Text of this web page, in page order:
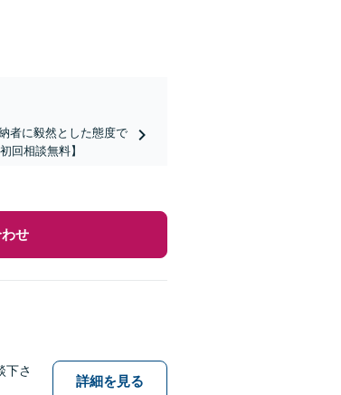
者に毅然とした態度で
回相談無料】
せ
下さ
詳細を見る